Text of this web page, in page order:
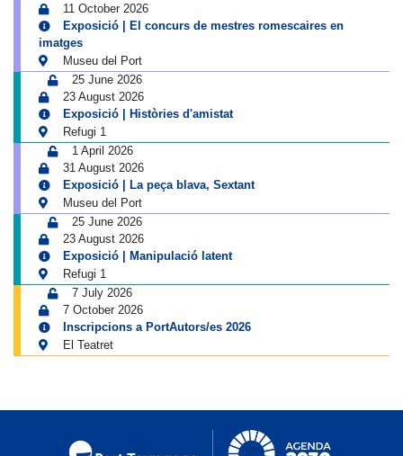
11 October 2026
Exposició | El concurs de mestres romescaires en
imatges
Museu del Port
25 June 2026
23 August 2026
Exposició | Històries d'amistat
Refugi 1
1 April 2026
31 August 2026
Exposició | La peça blava, Sextant
Museu del Port
25 June 2026
23 August 2026
Exposició | Manipulació latent
Refugi 1
7 July 2026
7 October 2026
Inscripcions a PortAutors/es 2026
El Teatret